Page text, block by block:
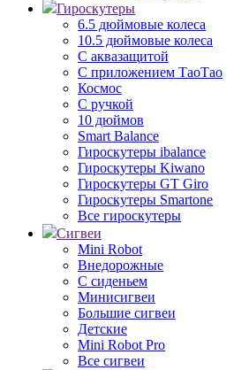
Гироскутеры
6.5 дюймовые колеса
10.5 дюймовые колеса
С аквазащитой
С приложением ТаоТао
Космос
С ручкой
10 дюймов
Smart Balance
Гироскутеры ibalance
Гироскутеры Kiwano
Гироскутеры GT Giro
Гироскутеры Smartone
Все гироскутеры
Сигвеи
Mini Robot
Внедорожные
С сиденьем
Минисигвеи
Большие сигвеи
Детские
Mini Robot Pro
Все сигвеи